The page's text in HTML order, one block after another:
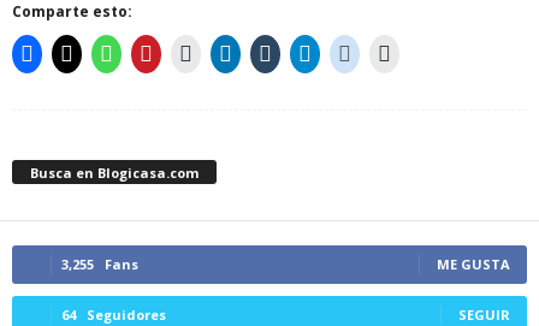
Comparte esto:
Busca en Blogicasa.com
3,255 Fans ME GUSTA
64 Seguidores SEGUIR